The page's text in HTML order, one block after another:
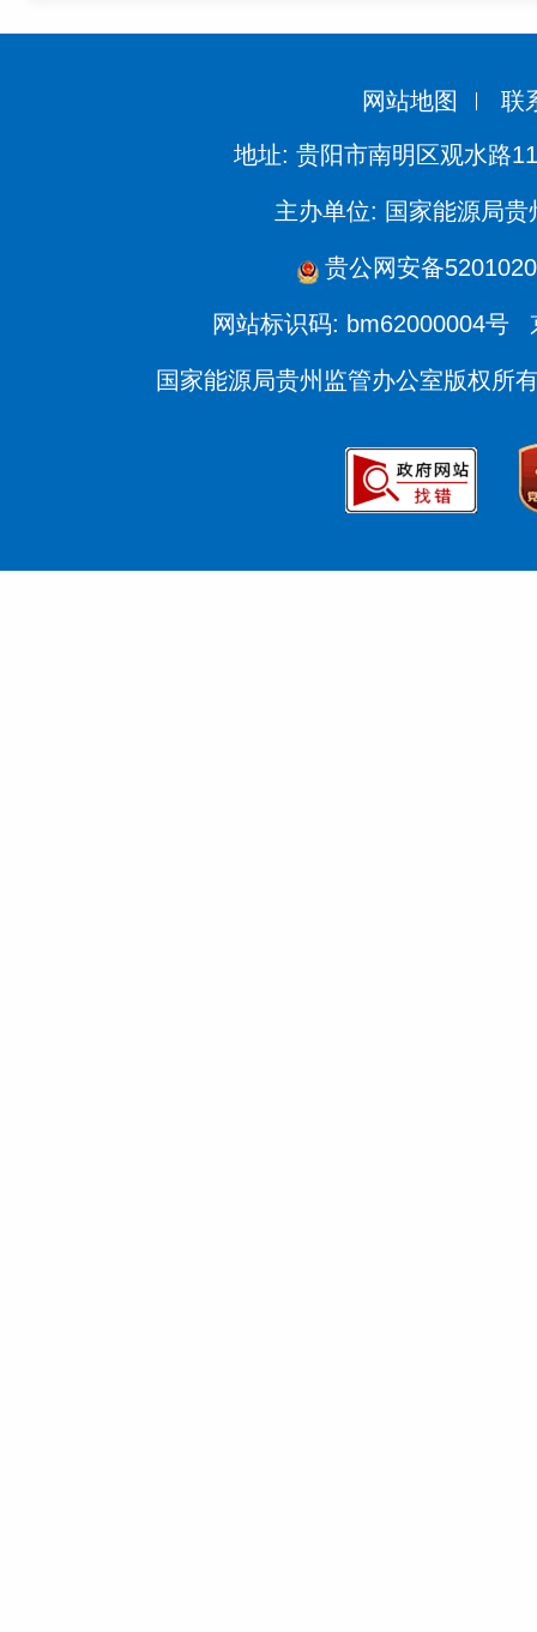
网站地图 联
地址: 贵阳市南明区观水路
主办单位: 国家能源局贵
贵公网安备
网站标识码: bm62000004号
国家能源局贵州监管办公室版权所